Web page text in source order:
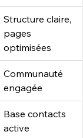
Structure claire,
pages
optimisées
Communauté
engagée
Base contacts
active